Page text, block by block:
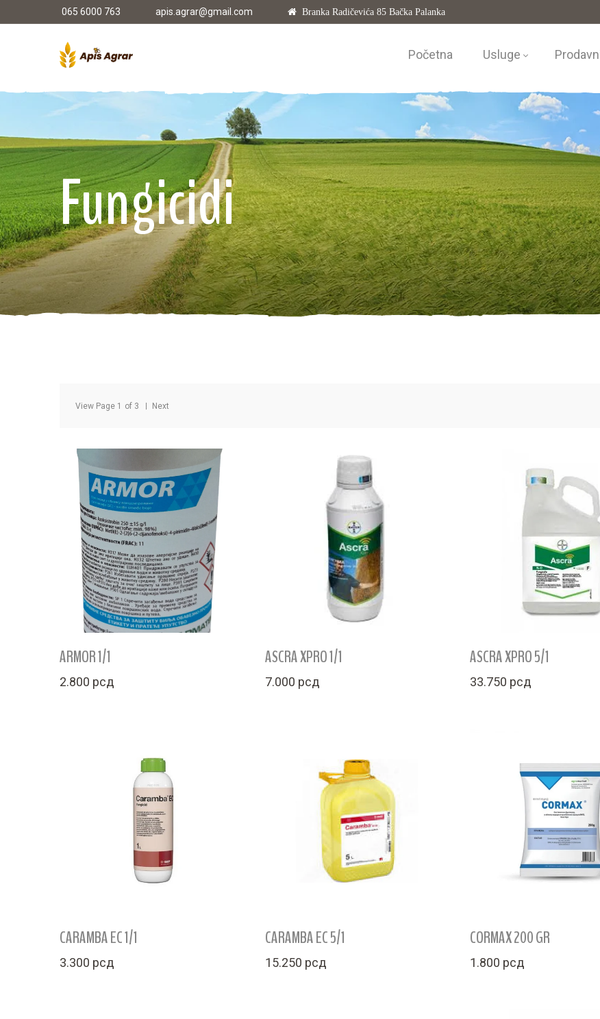
065 6000 763 apis.agrar@gmail.com Branka Radičevića 85 Bačka Palanka
Početna Usluge
Fungicidi
View Page 1 of 3 Next
ARMOR 1/1
2.800 рсд
ASCRA XPRO 1/1
7.000 рсд
ASCRA XPRO 5/1
33.750 рсд
CARAMBA EC 1/1
3.300 рсд
CARAMBA EC 5/1
15.250 рсд
CORMAX 200 GR
1.800 рсд